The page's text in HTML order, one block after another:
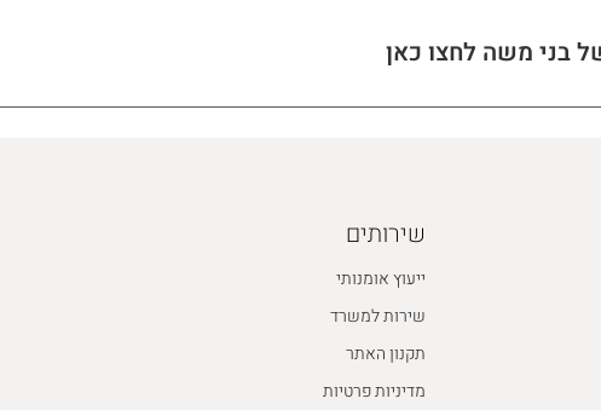
בני משה לחצו כאן
שירותים
ייעוץ אומנותי
שירות למשרד
תקנון האתר
מדיניות פרטיות